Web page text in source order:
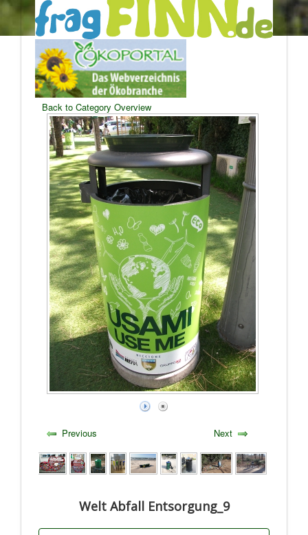
Back to Category Overview
Previous Next
Welt Abfall Entsorgung_9